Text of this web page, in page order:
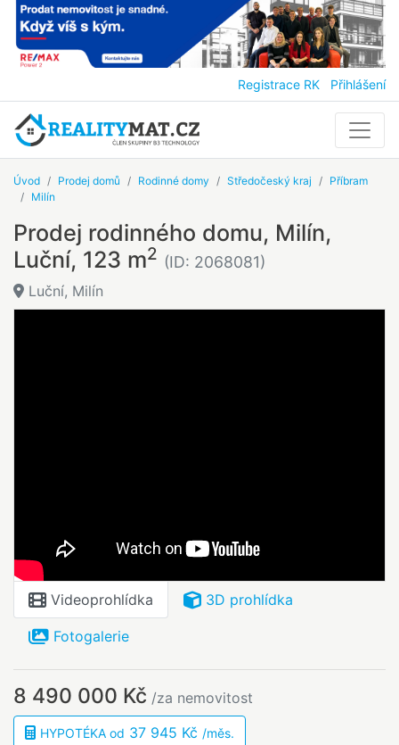
Registrace RK Přihlášení
Úvod Prodej domů Rodinné domy Středočeský kraj
Příbram
Milín
Prodej rodinného domu, Milín,
Luční, 123 m2 (ID: 2068081)
Luční, Milín
Videoprohlídka 3D prohlídka
Fotogalerie
8 490 000 Kč /za nemovitost
HYPOTÉKA od 37 945 Kč /měs.